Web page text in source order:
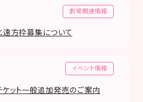
劇場関連情報
遠方枠募集について
イベント情報
ット一般追加発売のご案内